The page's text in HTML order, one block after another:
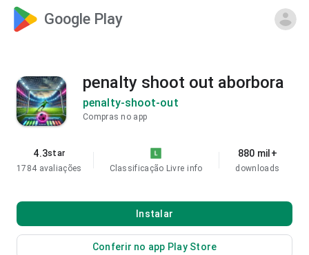
Google Play
penalty shoot out aborbora
penalty-shoot-out
Compras no app
4.3star
1784 avaliações
Classificação Livre info
880 mil+
downloads
Instalar
Conferir no app Play Store